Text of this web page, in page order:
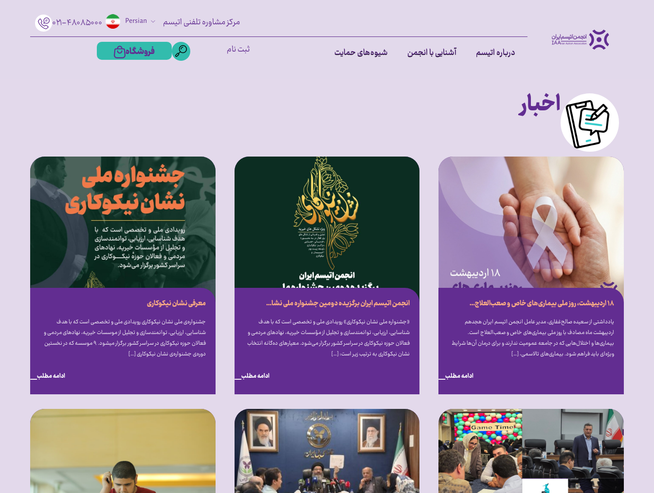
۰۲۱-۴۸۰۸۵۰۰۰ Persian مرکز مشاوره تلفنی اتیسم
درباره اتیسم آشنایی با انجمن شیوه‌های حمایت ثبت نام فروشگاه
اخبار
۱۸ اردیبهشت، روز ملی بیماری‌‎های خاص و صعب‌‎العلاج: از فرهنگ‌‎سازی تا قانون‌‎گذاری
یادداشتی از سعیده صالح‎‌غفاری، مدیر عامل انجمن اتیسم ایران هجدهم
اردیبهشت ماه مصادف با روز ملی بیماری‎‌های خاص و صعب‎‌العلاج است.
بیماری‎‌ها و اختلال‎‌هایی که در جامعه عمومیت ندارند و برای درمان آن‌ها شرایط
ویژه‎‌ای باید فراهم شود. بیماری‌های تالاسمی، […]
ادامه مطلب
انجمن اتیسم ایران برگزیده دومین جشنواره ملی نشان نیکوکاری شد
«جشنواره ملی نشان نیکوکاری» رویدادی ملی و تخصصی است که با هدف
شناسایی، ارزیابی، توانمندسازی و تجلیل از مؤسسات خیریه، نهادهای مردمی و
فعالان حوزه نیکوکاری در سراسر کشور برگزار می‎‌شود. معیارهای ده‌گانه انتخاب
نشان نیکوکاری به ترتیب زیر است: […]
ادامه مطلب
معرفی نشان نیکوکاری
جشنواره‌ی ملی نشان نیکوکاری رویدادی ملی و تخصصی است که با هدف
شناسایی، ارزیابی، توانمندسازی و تجلیل از موسسات خیریه، نهادهای مردمی و
فعالان حوزه نیکوکاری در سراسر کشور برگزار میشود. ۹ موسسه که در نخستین
دوره‌ی جشنواره‌ی نشان نیکوکاری […]
ادامه مطلب